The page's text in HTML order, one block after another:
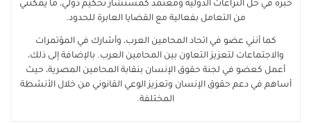
خبرة في حل النزاعات الدولية ومعتمد كمستشار تحكيم دولي، ما يمكنني
من التعامل بفعالية مع القضايا العابرة للحدود.
كما أنني عضو في اتحاد المحامين العرب، وأشارك في المؤتمرات
والاجتماعات لتعزيز التعاون بين المحامين العرب. بالإضافة إلى ذلك،
أعمل كعضو في لجنة حقوق الإنسان بنقابة المحامين المصرية، حيث
أساهم في دعم حقوق الإنسان وتعزيز الوعي القانوني من خلال الأنشطة
المختلفة.